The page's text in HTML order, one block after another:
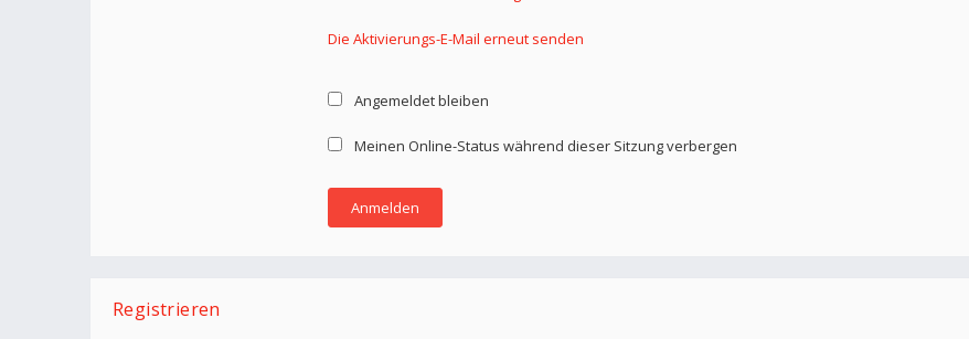
Die Aktivierungs-E-Mail erneut senden
Angemeldet bleiben
Meinen Online-Status während dieser Sitzung verbergen
Registrieren